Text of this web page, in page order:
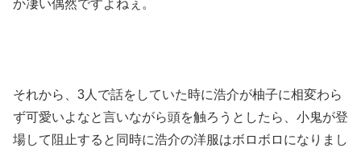
か凄い偶然ですよねぇ。
それから、3人で話をしていた時に浩介が柚子に相変わら
ず可愛いよなと言いながら頭を触ろうとしたら、小鬼が登
場して阻止すると同時に浩介の洋服はボロボロになりまし